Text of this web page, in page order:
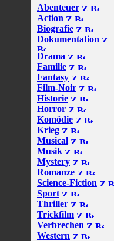
Abenteuer
Action
Biografie
Dokumentation
Drama
Familie
Fantasy
Film-Noir
Historie
Horror
Komödie
Krieg
Musical
Musik
Mystery
Romanze
Science-Fiction
Sport
Thriller
Trickfilm
Verbrechen
Western